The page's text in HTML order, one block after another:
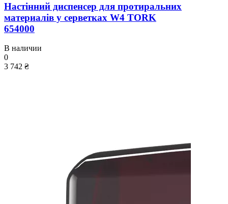
Настінний диспенсер для протиральних
материалів у серветках W4 TORK
654000
В наличии
0
3 742 ₴